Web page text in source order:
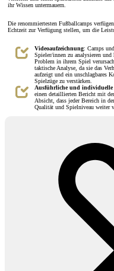
ihr Wissen untermauern.
Die renommiertesten Fußballcamps
Echtzeit zur Verfügung stellen, um die
Videoaufzeichnung: Camps
Spieler/innen zu analysieren
Problem in ihrem Spiel
taktische Analyse, da sie das
aufzeigt und ein unschlagbares
Spielzüge zu verstärken.
Ausführliche und individuelle
einen detaillierten Bericht mit
Absicht, dass jeder Bereich in
Qualität und Spielniveau weiter